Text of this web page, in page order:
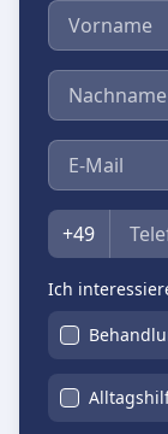
Vorname
Nachname
E-Mail
Telefon
+49
Ich